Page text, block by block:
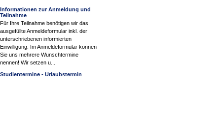
Informationen zur Anmeldung und
Teilnahme
Für Ihre Teilnahme benötigen wir das
ausgefüllte Anmeldeformular inkl. der
unterschriebenen informierten
Einwilligung. Im Anmeldeformular können
Sie uns mehrere Wunschtermine
nennen! Wir setzen u...
Studientermine - Urlaubstermin